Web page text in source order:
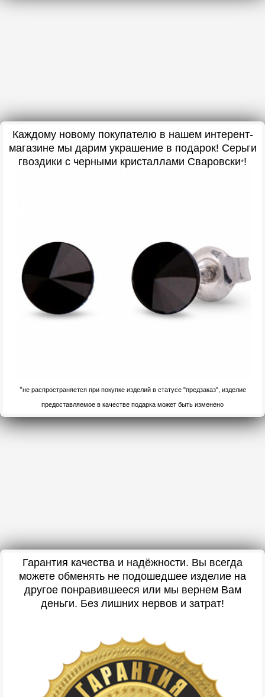
Каждому новому покупателю в нашем интерент-
магазине мы дарим украшение в подарок! Серьги
гвоздики с черными кристаллами Сваровски*!
*не распространяется при покупке изделий в статусе "предзаказ", изделие
предоставляемое в качестве подарка может быть изменено
Гарантия качества и надёжности. Вы всегда
можете обменять не подошедшее изделие на
другое понравившееся или мы вернем Вам
деньги. Без лишних нервов и затрат!